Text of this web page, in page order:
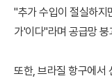
"추가 수입이 절실하지
가'이다"라며 공급망
또한, 브라질 항구에서